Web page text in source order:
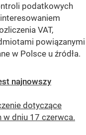
podatkowych
VAT,
powiązanymi
w Polsce u źródła.
najnowszy
dotyczące
w dniu 17 czerwca.